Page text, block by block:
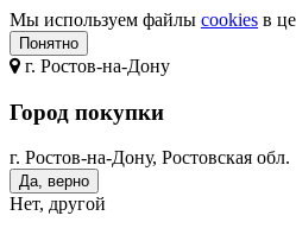
Мы используем файлы cookies в
Понятно
г. Ростов-на-Дону
Город покупки
г. Ростов-на-Дону, Ростовская обл.
Да, верно
Нет, другой